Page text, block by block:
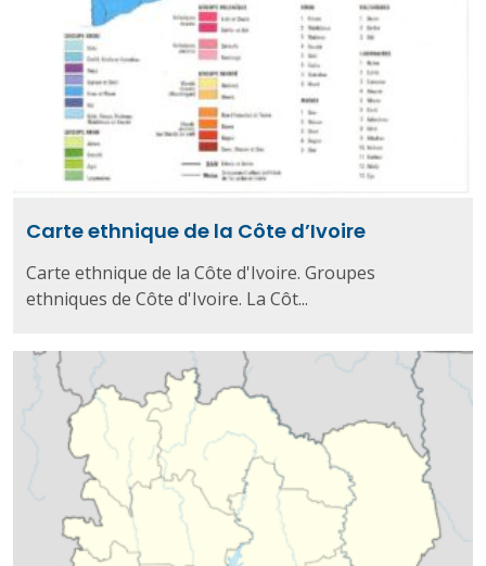
Carte ethnique de la Côte d’Ivoire
Carte ethnique de la Côte d'Ivoire. Groupes
ethniques de Côte d'Ivoire. La Côt...